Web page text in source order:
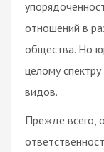
отношений в
общества. Но
целому
видов.
Прежде всего,